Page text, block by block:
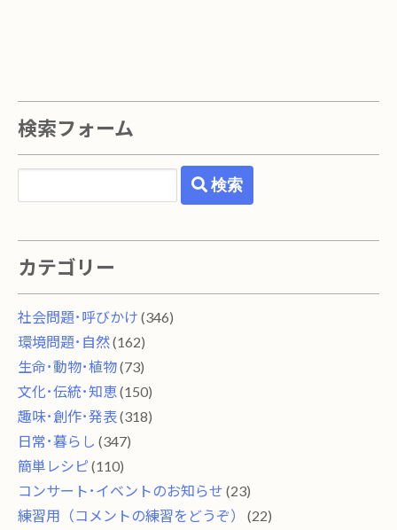
検索フォーム
検索
カテゴリー
社会問題･呼びかけ (346)
環境問題･自然(162)
生命･動物･植物(73)
文化･伝統･知恵 (150)
趣味･創作･発表(318)
日常･暮らし (347)
簡単レシピ (110)
コンサート･イベントのお知らせ (23)
練習用（コメントの練習をどうぞ）
(22)